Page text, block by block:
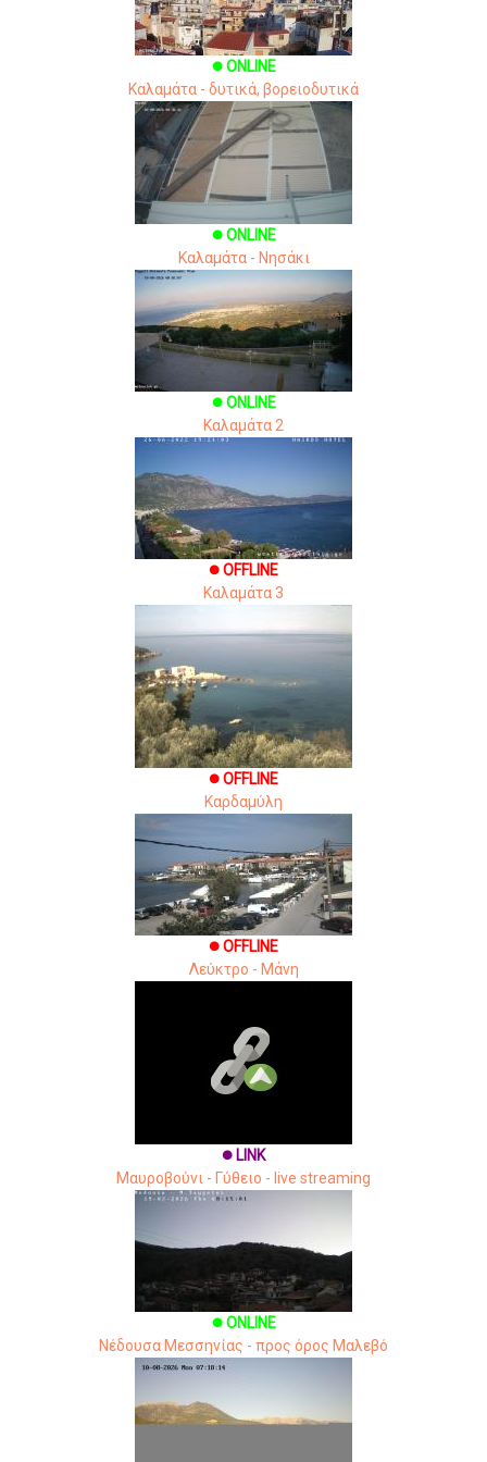
brightness_1 ONLINE
Καλαμάτα - δυτικά, βορειοδυτικά
brightness_1 ONLINE
Καλαμάτα - Νησάκι
brightness_1 ONLINE
Καλαμάτα 2
brightness_1 OFFLINE
Καλαμάτα 3
brightness_1 OFFLINE
Καρδαμύλη
brightness_1 OFFLINE
Λεύκτρο - Μάνη
brightness_1 LINK
Μαυροβούνι - Γύθειο - live streaming
brightness_1 ONLINE
Νέδουσα Μεσσηνίας - προς όρος Μαλεβό